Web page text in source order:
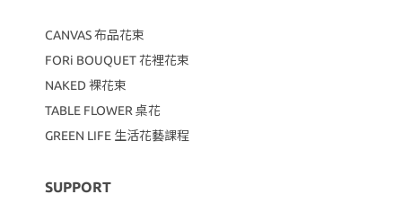
CANVAS布品花束
FORi BOUQUET 花裡花束
NAKED 裸花束
TABLE FLOWER 桌花
GREEN LIFE 生活花藝課程
SUPPORT